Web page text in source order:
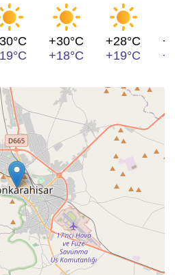
+30°C
+18°C
+28°C
+19°C